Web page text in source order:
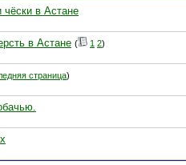
чёски в Астане
в Астане ( 1 2)
страница)